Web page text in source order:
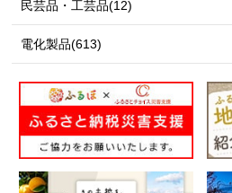
民芸品・工芸品(12)
電化製品(613)